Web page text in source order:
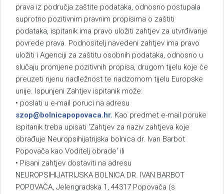
prava iz područja zaštite podataka, odnosno postupala
suprotno pozitivnim pravnim propisima o zaštiti
podataka, ispitanik ima pravo uložiti zahtjev za utvrđivanje
povrede prava. Podnositelj navedeni zahtjev ima pravo
uložiti i Agenciji za zaštitu osobnih podataka, odnosno u
slučaju promjene pozitivnih propisa, drugom tijelu koje će
preuzeti njenu nadležnost te nadzornom tijelu Europske
unije. Ispunjeni Zahtjev ispitanik može:
• poslati u e-mail poruci na adresu
szop@bolnicapopovaca.hr. Kao predmet e-mail poruke
ispitanik treba upisati 'Zahtjev za naziv zahtjeva koje
obrađuje Neuropsihijatrijska bolnica dr. Ivan Barbot
Popovača kao Voditelj obrade' ili
• Pisani zahtjev dostaviti na adresu
NEUROPSIHIJATRIJSKA BOLNICA DR. IVAN BARBOT
POPOVAČA, Jelengradska 1, 44317 Popovača (s